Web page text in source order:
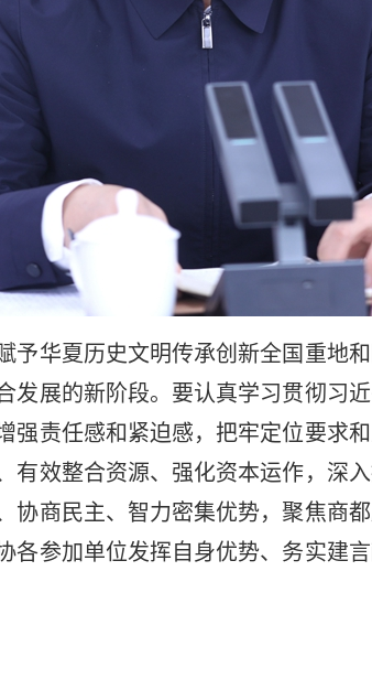
华夏历史文明传承创新全国重地
发展的新阶段。要认真学习贯彻习
强责任感和紧迫感，把牢定位要求
有效整合资源、强化资本运作，深
协商民主、智力密集优势，聚焦商
各参加单位发挥自身优势、务实建